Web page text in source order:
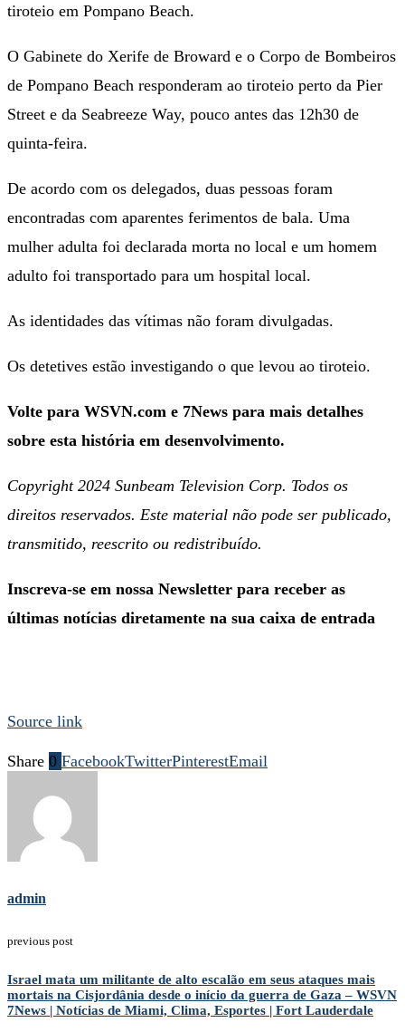
tiroteio em Pompano Beach.
O Gabinete do Xerife de Broward e o Corpo de Bombeiros
de Pompano Beach responderam ao tiroteio perto da Pier
Street e da Seabreeze Way, pouco antes das 12h30 de
quinta-feira.
De acordo com os delegados, duas pessoas foram
encontradas com aparentes ferimentos de bala. Uma
mulher adulta foi declarada morta no local e um homem
adulto foi transportado para um hospital local.
As identidades das vítimas não foram divulgadas.
Os detetives estão investigando o que levou ao tiroteio.
Volte para WSVN.com e 7News para mais detalhes
sobre esta história em desenvolvimento.
Copyright 2024 Sunbeam Television Corp. Todos os
direitos reservados. Este material não pode ser publicado,
transmitido, reescrito ou redistribuído.
Inscreva-se em nossa Newsletter para receber as
últimas notícias diretamente na sua caixa de entrada
Source link
Share 0 FacebookTwitterPinterestEmail
admin
previous post
Israel mata um militante de alto escalão em seus ataques mais
mortais na Cisjordânia desde o início da guerra de Gaza – WSVN
7News | Notícias de Miami, Clima, Esportes | Fort Lauderdale